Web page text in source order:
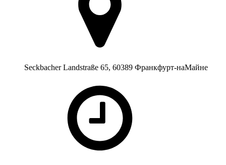
Seckbacher Landstraße 65, 60389 Франкфурт-наМайне